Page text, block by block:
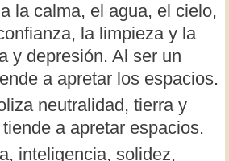
la calma, el agua, el cielo,
la limpieza y la
y depresión. Al ser un
a apretar los espacios.
neutralidad, tierra y
a apretar espacios.
inteligencia, solidez,